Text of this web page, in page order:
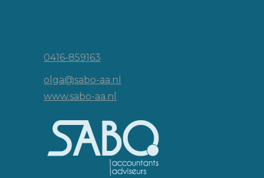
0416-859163
olga@sabo-aa.nl
www.sabo-aa.nl